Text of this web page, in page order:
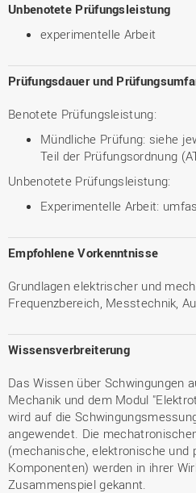
Unbenotete Prüfungsleistung
experimentelle Arbeit
Prüfungsdauer und
Benotete Prüfungsleistung:
Mündliche Prüfung: siehe
Teil der Prüfungsordnung
Unbenotete Prüfungsleistung:
Experimentelle Arbeit:
Empfohlene Vorkenntnisse
Grundlagen elektrischer und
Frequenzbereich, Messtechnik,
Wissensverbreiterung
Das Wissen über Schwingungen
Mechanik und dem Modul
wird auf die
angewendet. Die
(mechanische, elektronische und
Komponenten) werden in ihrer
Zusammenspiel gekannt.